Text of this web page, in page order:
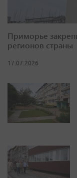
Приморье
регионов страны
17.07.2026